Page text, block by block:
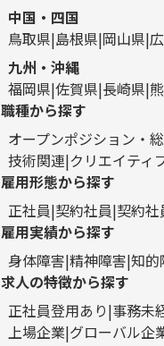
中国・四国
鳥取県 島根県 岡山県
九州・沖縄
福岡県 佐賀県 長崎県
職種から探す
オープンポジション・
技術関連 クリエイティ
雇用形態から探す
正社員 契約社員 契約社
雇用実績から探す
身体障害 精神障害 知的
求人の特徴から探す
正社員登用あり 事務未
上場企業 グローバル企